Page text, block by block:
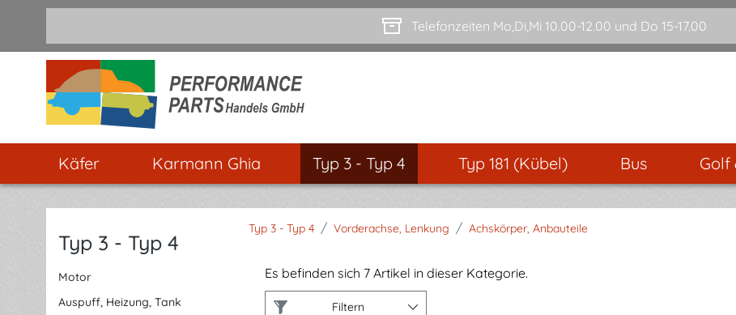
Telefonzeiten Mo,Di,Mi 10.00-12.00 und Do 15-17.00
Käfer Karmann Ghia Typ 3 - Typ 4 Typ 181 (Kübel) Bus Golf
Typ 3 - Typ 4
Motor
Auspuff, Heizung, Tank
Typ 3 - Typ 4 / Vorderachse, Lenkung / Achskörper, Anbauteile
Es befinden sich 7 Artikel in dieser Kategorie.
Filtern